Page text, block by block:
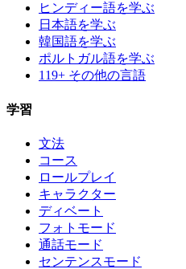
ヒンディー語を学ぶ
日本語を学ぶ
韓国語を学ぶ
ポルトガル語を学ぶ
119+ その他の言語
学習
文法
コース
ロールプレイ
キャラクター
ディベート
フォトモード
通話モード
センテンスモード